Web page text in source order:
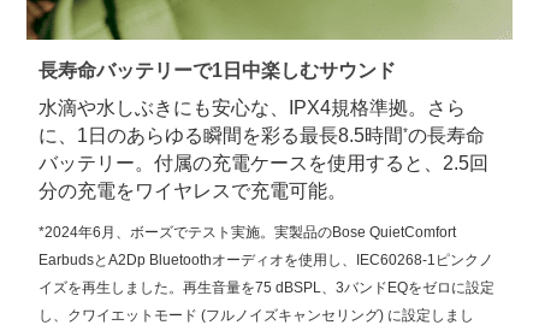
長寿命バッテリーで1日中楽しむサウンド
水滴や水しぶきにも安心な、IPX4規格準拠。さら
に、1日のあらゆる瞬間を彩る最長8.5時間*の長寿命
バッテリー。付属の充電ケースを使用すると、2.5回
分の充電をワイヤレスで充電可能。
*2024年6月、ボーズでテスト実施。実製品のBose QuietComfort
EarbudsとA2Dp Bluetoothオーディオを使用し、IEC60268-1ピンクノ
イズを再生しました。再生音量を75 dBSPL、3バンドEQをゼロに設定
し、クワイエットモード (フルノイズキャンセリング) に設定しまし